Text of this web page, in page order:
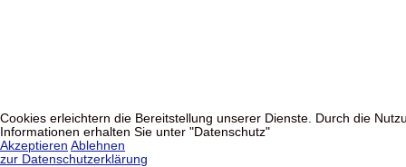
Cookies erleichtern die Bereitstellung unserer Dienste. Durch die
Informationen erhalten Sie unter "Datenschutz"
Akzeptieren Ablehnen
zur Datenschutzerklärung